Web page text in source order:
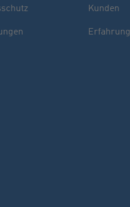
Kunden